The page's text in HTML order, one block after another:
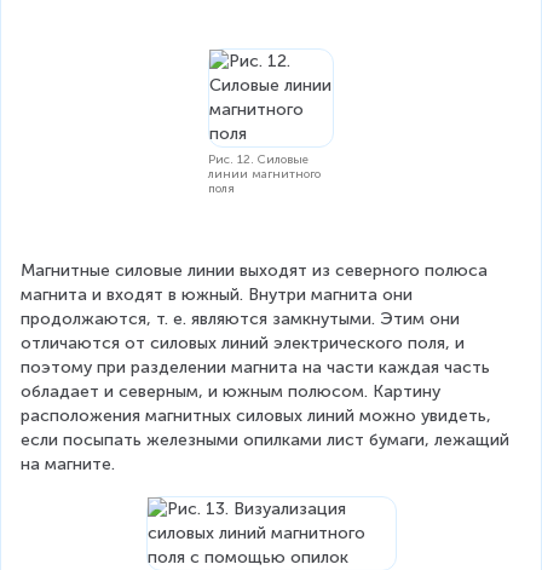
Рис. 12. Силовые
линии магнитного
поля
Магнитные силовые линии выходят из северного полюса
магнита и входят в южный. Внутри магнита они
продолжаются, т. е. являются замкнутыми. Этим они
отличаются от силовых линий электрического поля, и
поэтому при разделении магнита на части каждая часть
обладает и северным, и южным полюсом. Картину
расположения магнитных силовых линий можно увидеть,
если посыпать железными опилками лист бумаги, лежащий
на магните.